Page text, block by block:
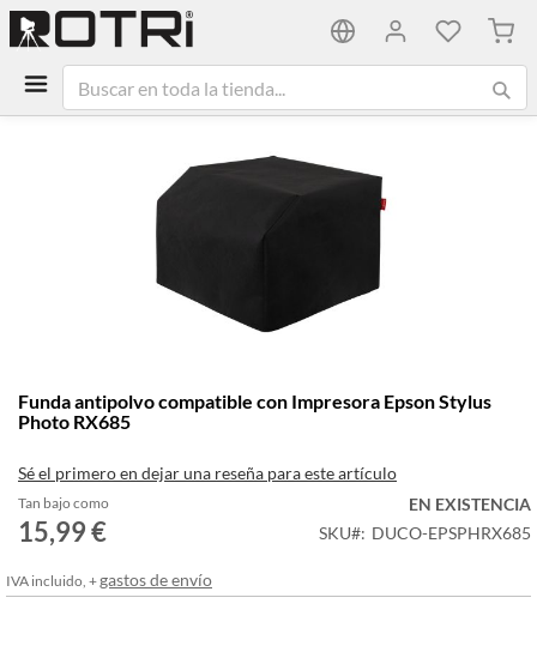
Mi
al
comienzo
la
galería
de
Funda antipolvo compatible con Impresora Epson Stylus
Photo RX685
Sé el primero en dejar una reseña para este artículo
Tan bajo como
15,99 €
EN EXISTENCIA
SKU
DUCO-EPSPHRX685
IVA incluido, +gastos de envío